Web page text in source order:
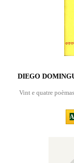
DIEGO
Vint e quatre